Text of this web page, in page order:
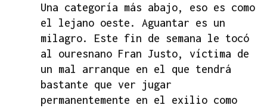
Una categoría más abajo, eso es como
el lejano oeste. Aguantar es un
milagro. Este fin de semana le tocó
al ouresnano Fran Justo, víctima de
un mal arranque en el que tendrá
bastante que ver jugar
permanentemente en el exilio como